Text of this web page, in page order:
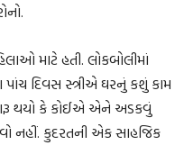
માટે હતી. લોકબોલીમાં
દિવસ સ્ત્રીએ ઘરનું કશું કામ
થયો કે કોઈએ એને અડકવું
નહીં. કુદરતની એક સાહજિક